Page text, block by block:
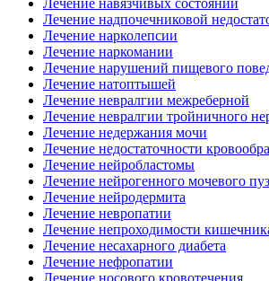
Лечение надпочечниковой
Лечение нарколепсии
Лечение наркомании
Лечение нарушений пищевого
Лечение натоптышей
Лечение невралгии межреберной
Лечение невралгии тройничного
Лечение недержания мочи
Лечение недостаточности
Лечение нейробластомы
Лечение нейрогенного мочевого
Лечение нейродермита
Лечение невропатии
Лечение непроходимости
Лечение несахарного диабета
Лечение нефропатии
Лечение носового кровотечения